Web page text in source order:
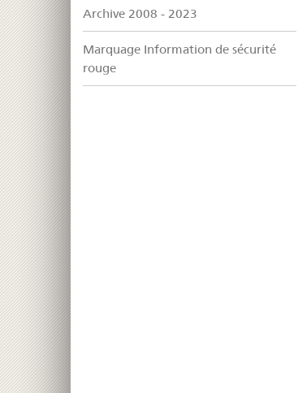
Archive 2008 - 2023
Marquage Information de sécurité
rouge